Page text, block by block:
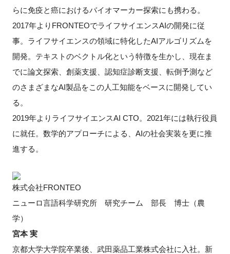
らに免疫と癌におけるバイオマーカー探索にも携わる。
2017年よりFRONTEOでライフサイエンスAIの開発に従
事。ライフサイエンスの領域に特化したAIアルゴリズムを
開発。テキストのベクトル化という特徴を生かし、現在ま
でに論文探索、創薬支援、認知症診断支援、転倒予測など
のさまざまなAI製品をこの人工知能をベースに開発してい
る。
2019年よりライフサイエンスAI CTO。2021年には執行役員
に就任。数学的アプローチによる、AIの社会実装を更に推
進する。
株式会社FRONTEO
ニューロ言語科学研究所 研究チーム 部長 博士（農
学）
宮本 実
京都大学大学院卒業後、武田薬品工業株式会社に入社。新